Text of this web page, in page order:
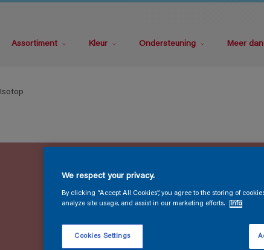
Assortiment Kleur Ondersteuning Meer
We respect your privacy.
By clicking “Accept All Cookies”, you agree to the storing of
analyze site usage, and assist in our marketing efforts.
Info
Cookies Settings